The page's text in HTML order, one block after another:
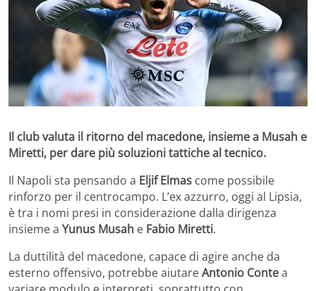
Il club valuta il ritorno del macedone, insieme a Musah e
Miretti, per dare più soluzioni tattiche al tecnico.
Il Napoli sta pensando a Eljif Elmas come possibile
rinforzo per il centrocampo. L’ex azzurro, oggi al Lipsia,
è tra i nomi presi in considerazione dalla dirigenza
insieme a Yunus Musah e Fabio Miretti.
La duttilità del macedone, capace di agire anche da
esterno offensivo, potrebbe aiutareAntonio Contea